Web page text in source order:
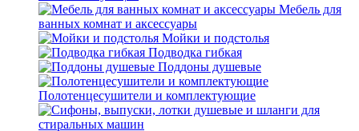
Мебель для
ванных комнат и аксессуары
Мойки и подстолья
Подводка гибкая
Поддоны душевые
Полотенцесушители и комплектующие